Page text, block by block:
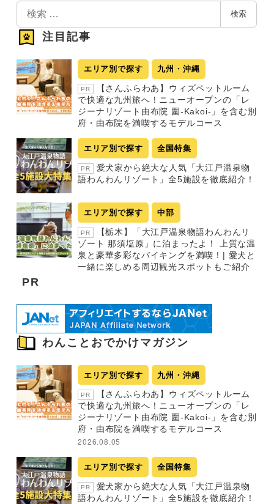
検
索
検索
注目記事
エリア別で探す 九州・沖縄
PR
【さんふらわあ】ウィズペットルーム
で快適な九州旅へ！ニューオープンの「レ
ジーナリゾート由布院 圍-Kakoi-」を含む別
府・由布院を満喫するモデルコース
エリア別で探す 全国特集
PR
愛犬家から絶大な人気「大江戸温泉物
語わんわんリゾート」全5施設を徹底紹介！
エリア別で探す 中部
PR
【栃木】「大江戸温泉物語わんわんリ
ゾート 那須塩原」に泊まったよ！ 上質な温
泉と豪華多彩なバイキングを満喫！| 愛犬と
一緒に楽しめる周辺観光スポットもご紹介
PR
わんことおでかけマガジン
エリア別で探す 九州・沖縄
PR
【さんふらわあ】ウィズペットルーム
で快適な九州旅へ！ニューオープンの「レ
ジーナリゾート由布院 圍-Kakoi-」を含む別
府・由布院を満喫するモデルコース
2026.08.05
エリア別で探す 全国特集
PR
愛犬家から絶大な人気「大江戸温泉物
語わんわんリゾート」全5施設を徹底紹介！